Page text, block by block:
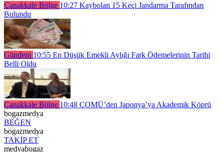
Çanakkale Bölge 10:27 Kaybolan 15 Keçi Jandarma Tarafından
Bulundu
Gündem 10:55 En Düşük Emekli Aylığı Fark Ödemelerinin Tarihi
Belli Oldu
Çanakkale Bölge 10:48 ÇOMÜ’den Japonya’ya Akademik Köprü
bogazmedya
BEĞEN
bogazmedya
TAKİP ET
medyabogaz